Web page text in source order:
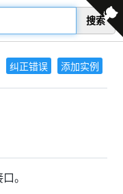
搜索
纠正错误 添加实例
。